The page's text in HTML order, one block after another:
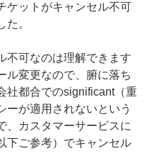
ケットがキャンセル不可
。
不可なのは理解できます
ル変更なので、腑に落ち
社都合でのsignificant（重
ーが適用されないという
、カスタマーサービスに
下ご参考）でキャンセル